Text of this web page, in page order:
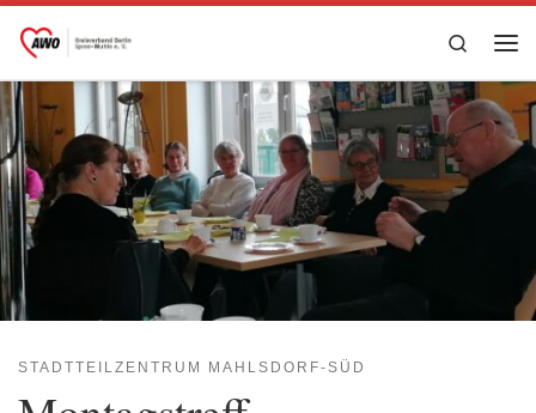
Zum Inhalt springen
Search
STADTTEILZENTRUM MAHLSDORF-SÜD